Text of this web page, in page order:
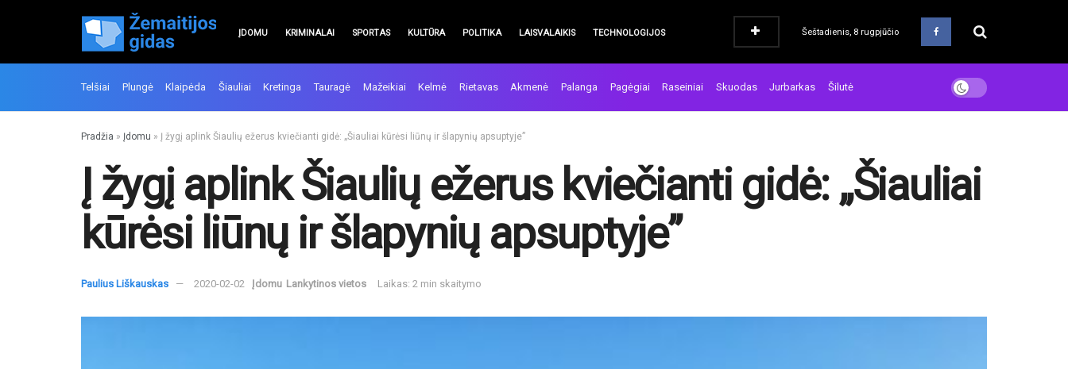
ĮDOMU KRIMINALAI SPORTAS KULTŪRA POLITIKA LAISVALAIKIS TECHNOLOGIJOS Šeštadienis, 8 rugpjūčio
Telšiai Plungė Klaipėda Šiauliai Kretinga Tauragė Mažeikiai Kelmė Rietavas Akmenė Palanga Pagėgiai Raseiniai Skuodas Jurbarkas Šilutė
Pradžia » Įdomu » Į žygį aplink Šiaulių ežerus kviečianti gidė: „Šiauliai kūrėsi liūnų ir šlapynių apsuptyje”
Į žygį aplink Šiaulių ežerus kviečianti gidė: „Šiauliai
kūrėsi liūnų ir šlapynių apsuptyje”
Paulius Liškauskas 2020-02-02 Įdomu Lankytinos vietos Laikas: 2 min skaitymo